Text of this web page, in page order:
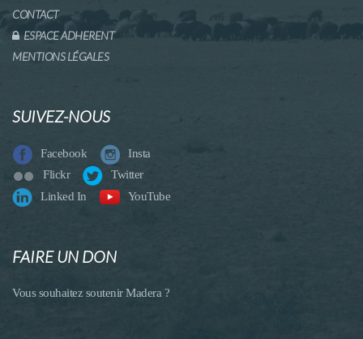
CONTACT
ESPACE ADHERENT
MENTIONS LÉGALES
SUIVEZ-NOUS
Facebook
Insta
Flickr
Twitter
Linked In
YouTube
FAIRE UN DON
Vous souhaitez soutenir Madera ?